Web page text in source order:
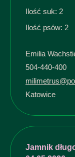
Ilość suk: 2
Ilość psów: 2
Emilia
504-440-400
Katowice
Jamnik